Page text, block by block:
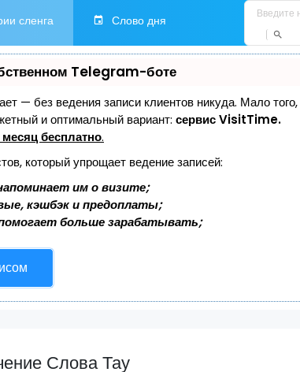
сленга Слово дня
Telegram-боте
— без ведения записи клиентов никуда. Мало
и оптимальный вариант: сервис VisitTime.
бесплатно.
который упрощает ведение записей:
им о визите;
кэшбэк и предоплаты;
больше зарабатывать;
Слова Тау